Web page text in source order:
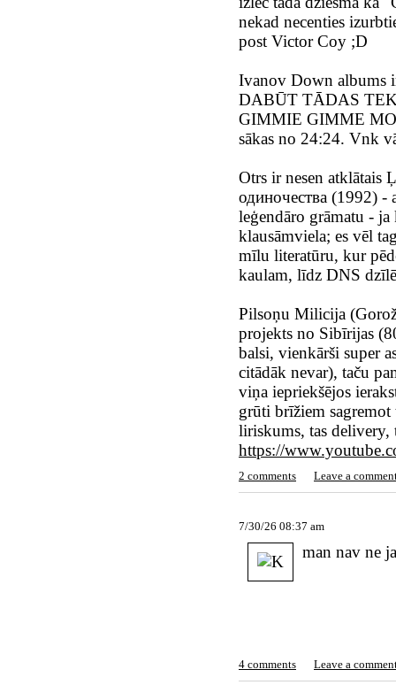
nekad necenties
post Victor Coy ;D
Ivanov Down albums
DABŪT TĀDAS
GIMMIE GIMME
sākas no 24:24. Vnk
Otrs ir nesen atklātais
одиночества (1992) -
leģendāro grāmatu -
klausāmviela; es vēl
mīlu literatūru, kur
kaulam, līdz DNS
Pilsoņu Milicija
projekts no Sibīrijas
balsi, vienkārši super
citādāk nevar), taču
viņa iepriekšējos
grūti brīžiem sagremot
liriskums, tas delivery,
https://
2 comments Leave a
7/30/26 08:37 am
man nav ne
4 comments Leave a